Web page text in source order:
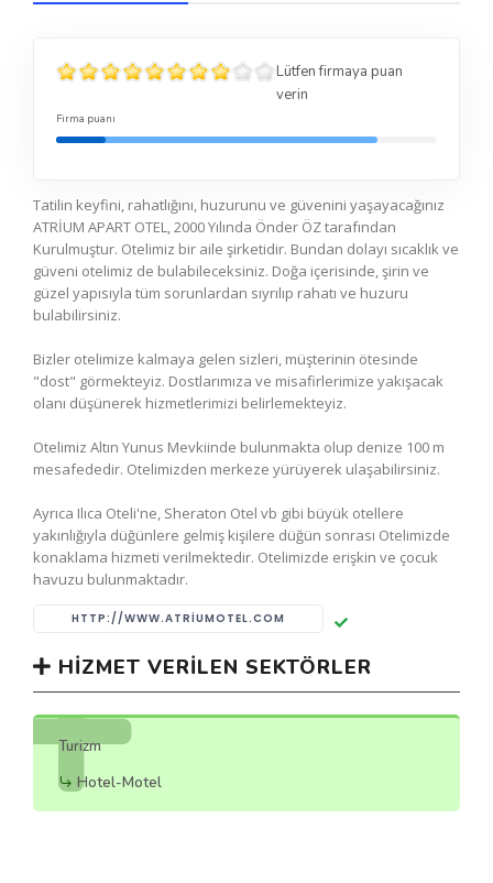
Lütfen firmaya puan
verin
Firma puanı
Tatilin keyfini, rahatlığını, huzurunu ve güvenini yaşayacağınız
ATRİUM APART OTEL, 2000 Yılında Önder ÖZ tarafından
Kurulmuştur. Otelimiz bir aile şirketidir. Bundan dolayı sıcaklık ve
güveni otelimiz de bulabileceksiniz. Doğa içerisinde, şirin ve
güzel yapısıyla tüm sorunlardan sıyrılıp rahatı ve huzuru
bulabilirsiniz.
Bizler otelimize kalmaya gelen sizleri, müşterinin ötesinde
"dost" görmekteyiz. Dostlarımıza ve misafirlerimize yakışacak
olanı düşünerek hizmetlerimizi belirlemekteyiz.
Otelimiz Altın Yunus Mevkiinde bulunmakta olup denize 100 m
mesafededir. Otelimizden merkeze yürüyerek ulaşabilirsiniz.
Ayrıca Ilıca Oteli'ne, Sheraton Otel vb gibi büyük otellere
yakınlığıyla düğünlere gelmiş kişilere düğün sonrası Otelimizde
konaklama hizmeti verilmektedir. Otelimizde erişkin ve çocuk
havuzu bulunmaktadır.
HTTP://WWW.ATRIUMOTEL.COM
HIZMET VERILEN SEKTÖRLER
Turizm
Hotel-Motel